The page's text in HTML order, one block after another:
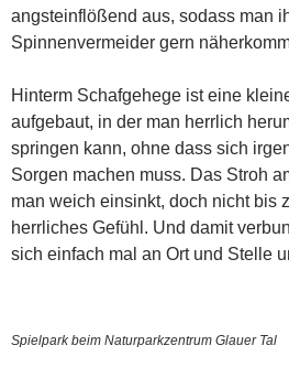
angsteinflößend aus, sodass man
Spinnenvermeider gern
Hinterm Schafgehege ist eine
aufgebaut, in der man herrlich
springen kann, ohne dass sich
Sorgen machen muss. Das Stroh
man weich einsinkt, doch nicht bis
herrliches Gefühl. Und damit
sich einfach mal an Ort und Stelle
Spielpark beim Naturparkzentrum Glauer Tal